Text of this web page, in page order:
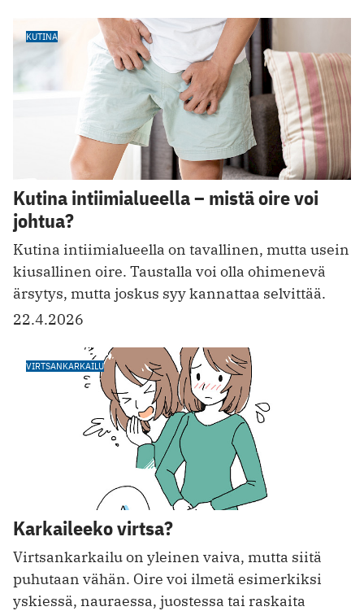
KUTINA
Kutina intiimialueella – mistä oire voi
johtua?
Kutina intiimialueella on tavallinen, mutta usein
kiusallinen oire. Taustalla voi olla ohimenevä
ärsytys, mutta joskus syy kannattaa selvittää.
22.4.2026
VIRTSANKARKAILU
Karkaileeko virtsa?
Virtsankarkailu on yleinen vaiva, mutta siitä
puhutaan vähän. Oire voi ilmetä esimerkiksi
yskiessä, nauraessa, juostessa tai raskaita